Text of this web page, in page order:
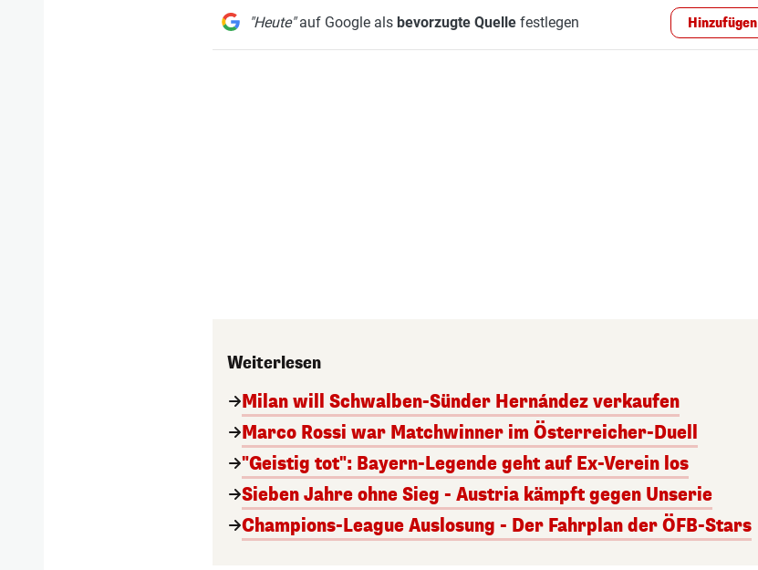
"Heute"auf Google als bevorzugte Quellefestlegen Hinzufügen
Weiterlesen
Milan will Schwalben-Sünder Hernández verkaufen
Marco Rossi war Matchwinner im Österreicher-Duell
"Geistig tot": Bayern-Legende geht auf Ex-Verein los
Sieben Jahre ohne Sieg - Austria kämpft gegen Unserie
Champions-League Auslosung - Der Fahrplan der ÖFB-Stars